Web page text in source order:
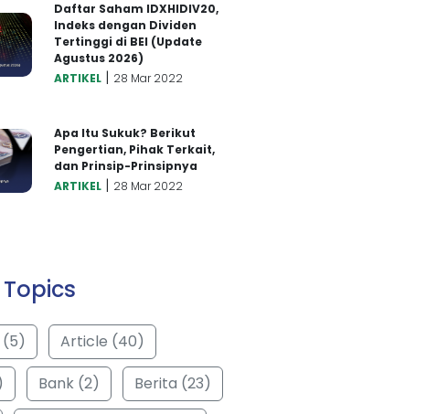
Daftar Saham IDXHIDIV20,
Indeks dengan Dividen
Tertinggi di BEI (Update
Agustus 2026)
ARTIKEL | 28 Mar 2022
Apa Itu Sukuk? Berikut
Pengertian, Pihak Terkait,
dan Prinsip-Prinsipnya
ARTIKEL | 28 Mar 2022
(5)
Article (40)
Bank (2)
Berita (23)